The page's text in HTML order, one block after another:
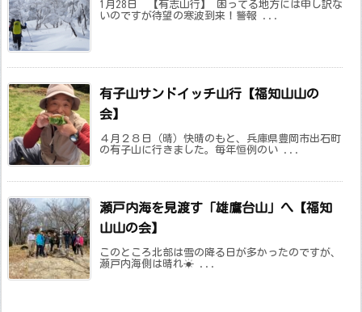
1月28日 【有志山行】 困ってる地方には申し訳な
いのですが待望の寒波到来！警報 ...
有子山サンドイッチ山行【福知山山の
会】
４月２８日（晴）快晴のもと、兵庫県豊岡市出石町
の有子山に行きました。毎年恒例のい ...
瀬戸内海を見渡す「雄鷹台山」へ【福知
山山の会】
このところ北部は雪の降る日が多かったのですが、
瀬戸内海側は晴れ☀ ...